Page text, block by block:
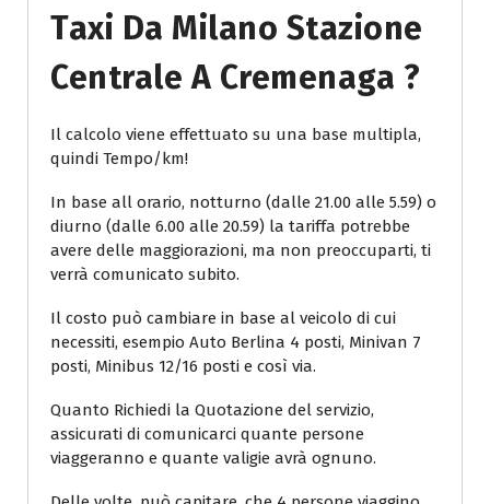
Taxi Da Milano Stazione
Centrale A Cremenaga ?
Il calcolo viene effettuato su una base multipla,
quindi Tempo/km!
In base all orario, notturno (dalle 21.00 alle 5.59) o
diurno (dalle 6.00 alle 20.59) la tariffa potrebbe
avere delle maggiorazioni, ma non preoccuparti, ti
verrà comunicato subito.
Il costo può cambiare in base al veicolo di cui
necessiti, esempio Auto Berlina 4 posti, Minivan 7
posti, Minibus 12/16 posti e così via.
Quanto Richiedi la Quotazione del servizio,
assicurati di comunicarci quante persone
viaggeranno e quante valigie avrà ognuno.